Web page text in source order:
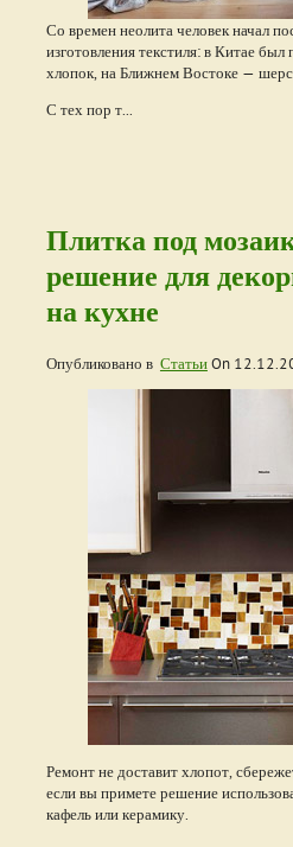
Со времен неолита человек начал
изготовления текстиля: в Китае
хлопок, на Ближнем Востоке —
С тех пор т...
Плитка под
решение для
на кухне
Опубликовано в СтатьиOn
Ремонт не доставит хлопот,
если вы примете решение
кафель или керамику.